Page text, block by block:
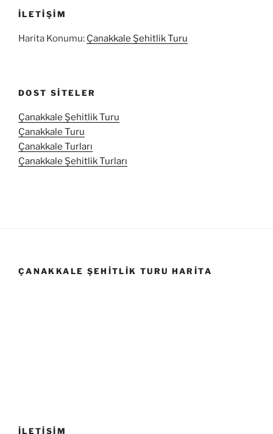
İLETIŞIM
Harita Konumu: Çanakkale Şehitlik Turu
DOST SITELER
Çanakkale Şehitlik Turu
Çanakkale Turu
Çanakkale Turları
Çanakkale Şehitlik Turları
ÇANAKKALE ŞEHITLIK TURU HARITA
İLETİŞİM